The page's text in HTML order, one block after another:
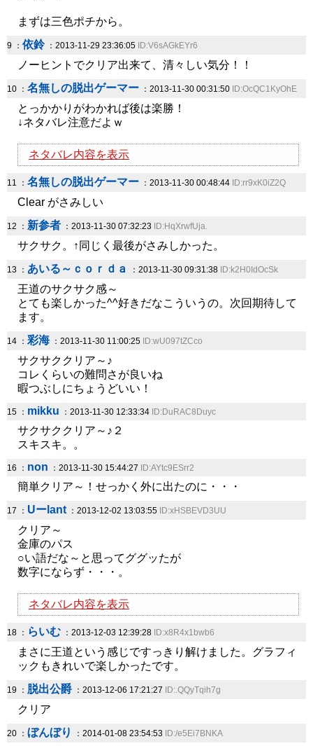
まずは三色ポチから。
9 ： 依鈴：2013-11-29 23:36:05 ID:V6sAGkEYr6
ノーヒントでクリア出来て、清々しい気分！！
10 ： 名無しの脱出ゲーマー ：2013-11-30 00:31:50 ID:OcQC1KyOhE
とっかかりがわかれば後は楽勝！
↓ネタバレ注意だよｗ
ネタバレ内容を表示
11 ： 名無しの脱出ゲーマー ：2013-11-30 00:48:44 ID:rr9xK0iZ2Q
Clear がさみしい
12 ： 新参者 ：2013-11-30 07:32:23 ID:HqXrwfUja.
サクサク。↑同じく最後がさみしかった。
13 ： あいる～ｃｏｒｄａ ：2013-11-30 09:31:38 ID:k2H0IdOcSk
王道のサクサク感～
とても楽しかった^^好きだなこういうの。次回期待して
ます。
14 ： 彩海 ：2013-11-30 11:00:25 ID:wU097tZCco
サクサククリア～♪
コレくらいの難問さが良いね
暇つぶしにちょうどいい！
15 ： mikku ：2013-11-30 12:33:34 ID:DuRAC8Duyc
サクサククリア～♪２
スキスキ。。
16 ： non ：2013-11-30 15:44:27 ID:AYtc9ESrr2
簡単クリア～！せっかく外に出たのに・・・
17 ： Uーlant：2013-12-02 13:03:55 ID:xHSBEVD3UU
クリア～
金庫のパス
○い語だな～と思ってググッたが
数字にならず・・・。
ネタバレ内容を表示
18 ： らいむ ：2013-12-03 12:39:28 ID:x8R4x1bwb6
まさに王道という感じですっきり解けました。グラフィ
ックもきれいで楽しかったです。
19 ： 脱出公爵 ：2013-12-06 17:21:27 ID:.QQyTqih7g
クリア
20 ： ぼんぼり ：2014-01-08 23:54:53 ID:/e5Ei7BNKA